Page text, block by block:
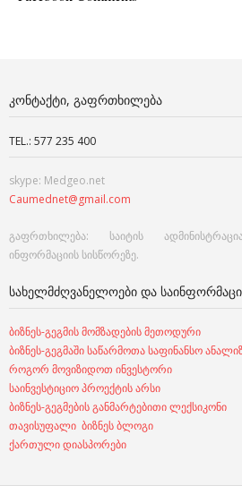
ᲙᲝᲜᲢᲐᲥᲢᲘ, ᲒᲐᲤᲠᲗᲮᲘᲚᲔᲑᲐ
TEL.: 577 235 400
skype: Medgeo.net
Caumednet@gmail.com
გაფრთხილება: საიტის
ინფორმაციის სისწორეზე.
ᲡᲐᲮᲔᲚᲛᲫᲦᲕᲐᲜᲔᲚᲝᲔᲑᲘ ᲓᲐ
ბიზნეს-გეგმის მომზადების მეთოდური
ბიზნეს-გეგმაში საწარმოთა საფინანსო
როგორ მოვიზიდოთ ინვესტორი
საინვესტიციო პროექტის არსი
ბიზნეს-გეგმების განმარტებითი ლექსიკონი
თავისუფალი ბიზნეს ბლოგი
ქართული დიასპორები